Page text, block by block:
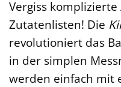
Vergiss
Zutatenlisten! Die
revolutioniert das
in der simplen
werden einfach mit